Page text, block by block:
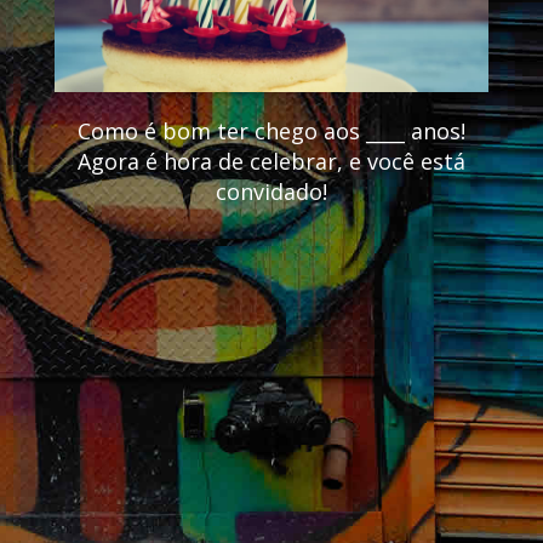
Como é bom ter chego aos ____ anos!
Agora é hora de celebrar, e você está
convidado!